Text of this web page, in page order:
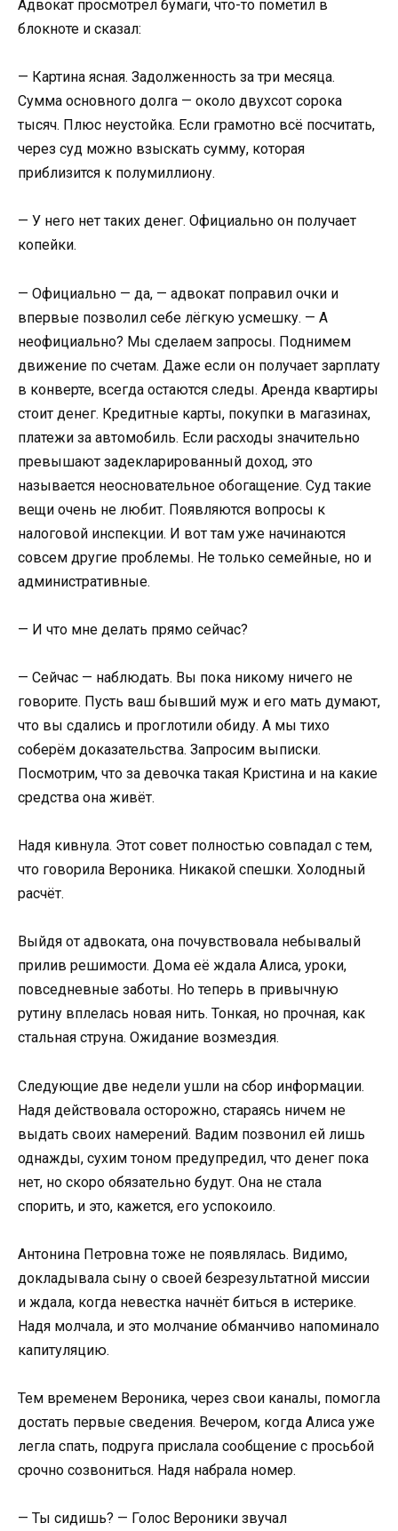
Адвокат просмотрел бумаги, что-то пометил в
блокноте и сказал:
— Картина ясная. Задолженность за три месяца.
Сумма основного долга — около двухсот сорока
тысяч. Плюс неустойка. Если грамотно всё посчитать,
через суд можно взыскать сумму, которая
приблизится к полумиллиону.
— У него нет таких денег. Официально он получает
копейки.
— Официально — да, — адвокат поправил очки и
впервые позволил себе лёгкую усмешку. — А
неофициально? Мы сделаем запросы. Поднимем
движение по счетам. Даже если он получает зарплату
в конверте, всегда остаются следы. Аренда квартиры
стоит денег. Кредитные карты, покупки в магазинах,
платежи за автомобиль. Если расходы значительно
превышают задекларированный доход, это
называется неосновательное обогащение. Суд такие
вещи очень не любит. Появляются вопросы к
налоговой инспекции. И вот там уже начинаются
совсем другие проблемы. Не только семейные, но и
административные.
— И что мне делать прямо сейчас?
— Сейчас — наблюдать. Вы пока никому ничего не
говорите. Пусть ваш бывший муж и его мать думают,
что вы сдались и проглотили обиду. А мы тихо
соберём доказательства. Запросим выписки.
Посмотрим, что за девочка такая Кристина и на какие
средства она живёт.
Надя кивнула. Этот совет полностью совпадал с тем,
что говорила Вероника. Никакой спешки. Холодный
расчёт.
Выйдя от адвоката, она почувствовала небывалый
прилив решимости. Дома её ждала Алиса, уроки,
повседневные заботы. Но теперь в привычную
рутину вплелась новая нить. Тонкая, но прочная, как
стальная струна. Ожидание возмездия.
Следующие две недели ушли на сбор информации.
Надя действовала осторожно, стараясь ничем не
выдать своих намерений. Вадим позвонил ей лишь
однажды, сухим тоном предупредил, что денег пока
нет, но скоро обязательно будут. Она не стала
спорить, и это, кажется, его успокоило.
Антонина Петровна тоже не появлялась. Видимо,
докладывала сыну о своей безрезультатной миссии
и ждала, когда невестка начнёт биться в истерике.
Надя молчала, и это молчание обманчиво напоминало
капитуляцию.
Тем временем Вероника, через свои каналы, помогла
достать первые сведения. Вечером, когда Алиса уже
легла спать, подруга прислала сообщение с просьбой
срочно созвониться. Надя набрала номер.
— Ты сидишь? — Голос Вероники звучал